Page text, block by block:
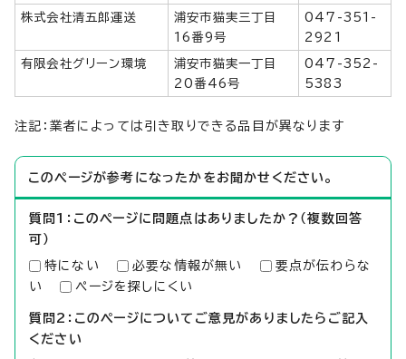
株式会社清五郎運送
浦安市猫実三丁目
16番9号
047-351-
2921
有限会社グリーン環境
浦安市猫実一丁目
20番46号
047-352-
5383
注記：業者によっては引き取りできる品目が異なります
このページが参考になったかをお聞かせください。
質問1：このページに問題点はありましたか？（複数回答
可）
特にない 必要な情報が無い
要点が伝わらな
い
ページを探しにくい
質問2：このページについてご意見がありましたらご記入
ください